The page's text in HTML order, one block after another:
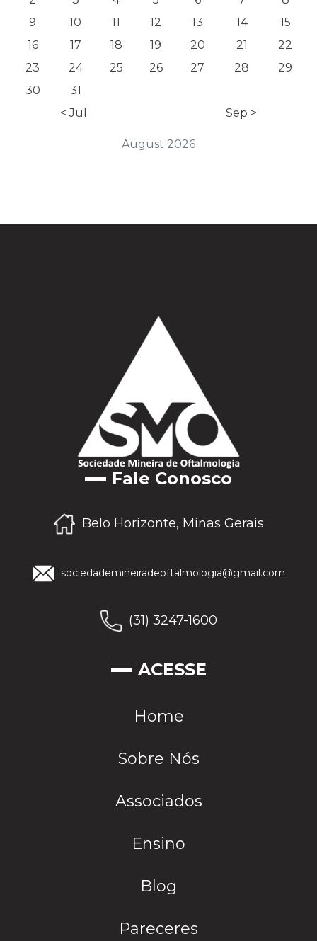
August 2026
9
10 11 12 13 14
15
16
17 18 19 20 21
22
23
24 25 26 27 28
29
30
31
< Jul
Sep >
Fale Conosco
Belo Horizonte, Minas Gerais
sociedademineiradeoftalmologia@gmail.com
(31) 3247-1600
ACESSE
Home
Sobre Nós
Associados
Ensino
Blog
Pareceres